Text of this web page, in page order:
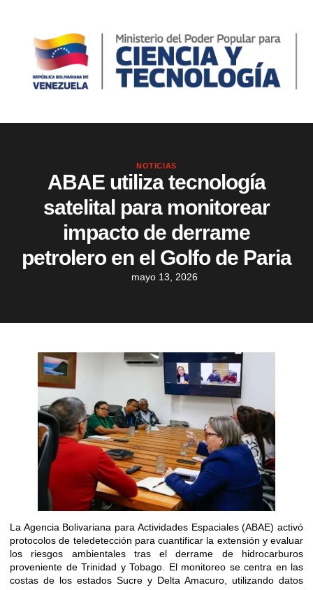
NOTICIAS
ABAE utiliza tecnología
satelital para monitorear
impacto de derrame
petrolero en el Golfo de Paria
mayo 13, 2026
La Agencia Bolivariana para Actividades Espaciales (ABAE) activó
protocolos de teledetección para cuantificar la extensión y evaluar
los riesgos ambientales tras el derrame de hidrocarburos
proveniente de Trinidad y Tobago. El monitoreo se centra en las
costas de los estados Sucre y Delta Amacuro, utilizando datos